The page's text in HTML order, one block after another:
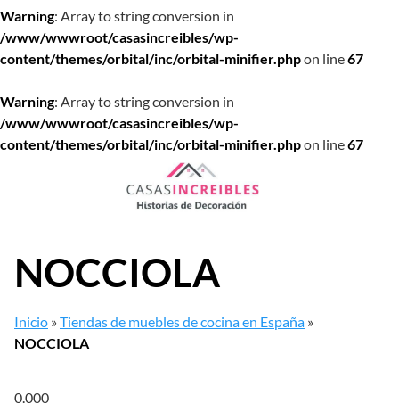
Warning: Array to string conversion in
/www/wwwroot/casasincreibles/wp-
content/themes/orbital/inc/orbital-minifier.phpon line67
Warning: Array to string conversion in
/www/wwwroot/casasincreibles/wp-
content/themes/orbital/inc/orbital-minifier.phpon line67
NOCCIOLA
Inicio »Tiendas de muebles de cocina en España »
NOCCIOLA
0.000